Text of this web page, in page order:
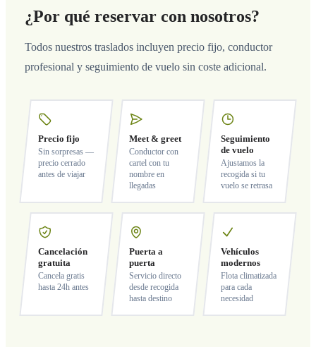
¿Por qué reservar con nosotros?
Todos nuestros traslados incluyen precio fijo, conductor
profesional y seguimiento de vuelo sin coste adicional.
Precio fijo
Sin sorpresas —
precio cerrado
antes de viajar
Meet & greet
Conductor con
cartel con tu
nombre en
llegadas
Seguimiento
de vuelo
Ajustamos la
recogida si tu
vuelo se retrasa
Cancelación
gratuita
Cancela gratis
hasta 24h antes
Puerta a
puerta
Servicio directo
desde recogida
hasta destino
Vehículos
modernos
Flota climatizada
para cada
necesidad